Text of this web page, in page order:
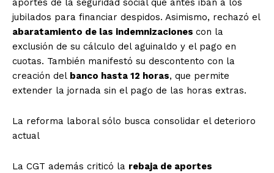
aportes de la seguridad social que antes iban a los
jubilados para financiar despidos. Asimismo, rechazó el
abaratamiento de las indemnizaciones con la
exclusión de su cálculo del aguinaldo y el pago en
cuotas. También manifestó su descontento con la
creación del banco hasta 12 horas, que permite
extender la jornada sin el pago de las horas extras.
La reforma laboral sólo busca consolidar el deterioro
actual
La CGT además criticó la rebaja de aportes